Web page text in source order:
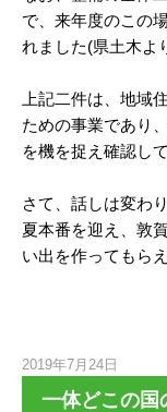
で、来年度のこの
れました(県土木よ
上記二件は、地域
ための事業であり
を機を捉え確認し
さて、話しは変わ
夏本番を迎え、敦
い出を作ってもら
2019年7月24日
一体どこの国